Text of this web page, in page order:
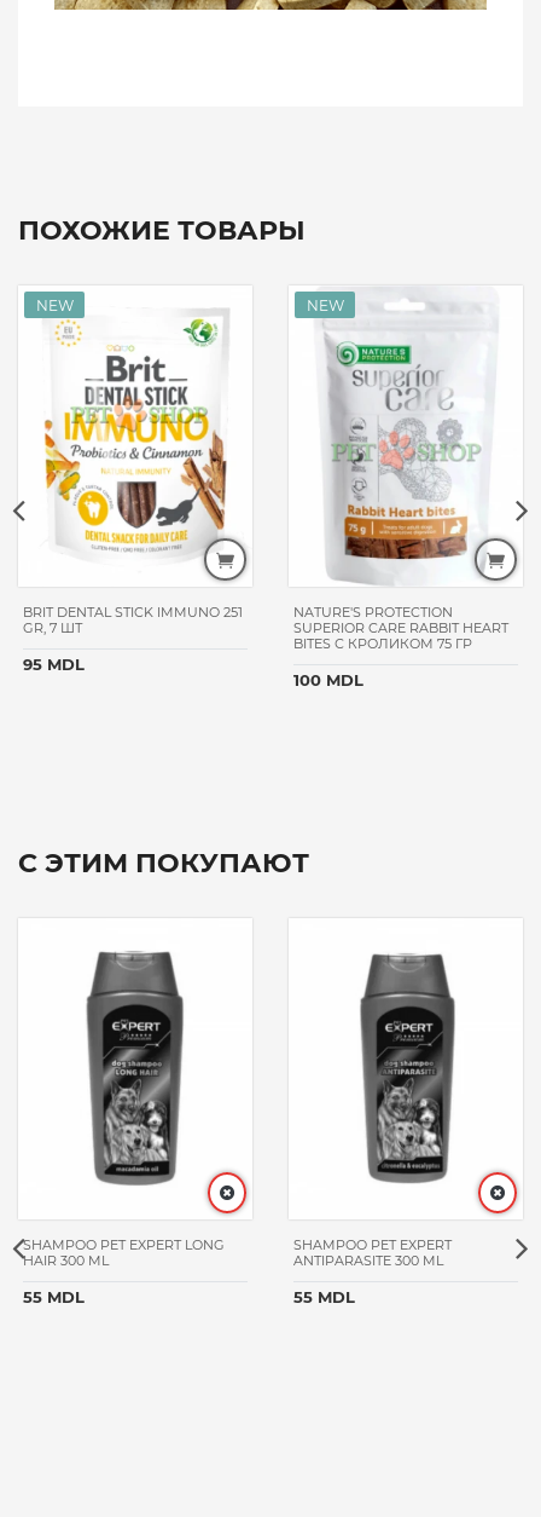
ПОХОЖИЕ ТОВАРЫ
BRIT DENTAL STICK IMMUNO 251
GR, 7 ШТ
95 MDL
NATURE'S PROTECTION
SUPERIOR CARE RABBIT HEART
BITES С КРОЛИКОМ 75 ГР
100 MDL
С ЭТИМ ПОКУПАЮТ
SHAMPOO PET EXPERT LONG
HAIR 300 ML
55 MDL
SHAMPOO PET EXPERT
ANTIPARASITE 300 ML
55 MDL